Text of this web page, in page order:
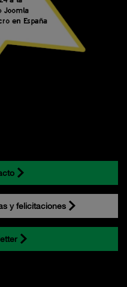
y felicitaciones